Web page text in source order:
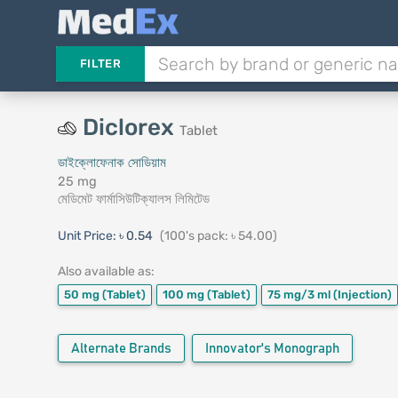
FILTER
Diclorex Tablet
ডাইক্লোফেনাক সোডিয়াম
25 mg
মেডিমেট ফার্মাসিউটিক্যালস লিমিটেড
Unit Price: ৳ 0.54 (100's pack: ৳ 54.00)
Also available as:
50 mg (Tablet) 100 mg (Tablet) 75 mg/3 ml (Injection)
Alternate Brands Innovator's Monograph